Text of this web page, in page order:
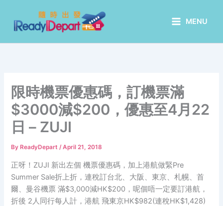
content
MENU
限時機票優惠碼，訂機票滿
$3000減$200，優惠至4月22
日 – ZUJI
By ReadyDepart/April 21, 2018
正呀！ZUJI 新出左個 機票優惠碼，加上港航做緊Pre
Summer Sale折上折，連稅訂台北、大阪、東京、札幌、首
爾、曼谷機票 滿$3,000減HK$200，呢個唔一定要訂港航，
折後 2人同行每人計，港航 飛東京HK$982(連稅HK$1,428)